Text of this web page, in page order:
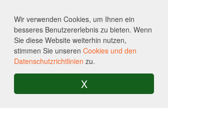
Wir verwenden Cookies, um Ihnen ein
besseres Benutzererlebnis zu bieten. Wenn
Sie diese Website weiterhin nutzen,
stimmen Sie unseren Cookies und den
Datenschutzrichtlinien zu.
X